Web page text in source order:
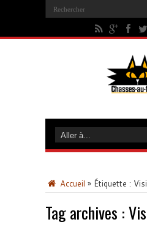
Accueil » Étiquette :
Tag archives :